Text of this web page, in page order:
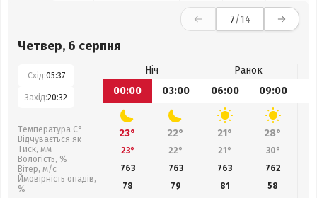
7/14
Четвер, 6 серпня
Схід:05:37
Захід:20:32
Температура С°
Відчувається як
Тиск, мм
Вологість, %
Вітер, м/с
Ймовірність опадів,
%
Ніч
Ранок
00:00
03:00 06:00 09:00
23° 22° 21° 28°
23° 22° 21° 30°
763
763 763 762
78
79 81 58